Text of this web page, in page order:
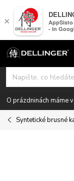
Přejít
na
obsah
O prázdninách máme
Syntetické brusné
×
AppSisto
- In